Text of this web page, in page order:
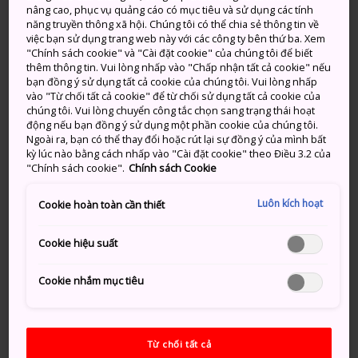
hưởng sâu sắc đến trà đạo, bạn có thể nhận ra những
mối liên kết tôn giáo trong nghi thức tỉ mỉ đến mức
phức tạp mà những người thực hành phải mất nhiều
năm để mài giũa kỹ năng của mình. Có các lớp ở cấp
độ nhập môn tại tất cả các thành phố lớn của Nhật
Bản.
Sống như một nhà sư với trải nghiệm nghỉ trọ tại
nâng cao, phục vụ quảng cáo có mục tiêu và sử dụng các tính
năng truyền thông xã hội. Chúng tôi có thể chia sẻ thông tin về
việc bạn sử dụng trang web này với các công ty bên thứ ba. Xem
"Chính sách cookie" và "Cài đặt cookie" của chúng tôi để biết
thêm thông tin. Vui lòng nhấp vào "Chấp nhận tất cả cookie" nếu
bạn đồng ý sử dụng tất cả cookie của chúng tôi. Vui lòng nhấp
vào "Từ chối tất cả cookie" để từ chối sử dụng tất cả cookie của
chúng tôi. Vui lòng chuyển công tắc chọn sang trạng thái hoạt
động nếu bạn đồng ý sử dụng một phần cookie của chúng tôi.
Ngoài ra, bạn có thể thay đổi hoặc rút lại sự đồng ý của mình bất
kỳ lúc nào bằng cách nhấp vào "Cài đặt cookie" theo Điều 3.2 của
"Chính sách cookie". Chính sách Cookie
Cookie hoàn toàn cần thiết Luôn kích hoạt
Cookie hiệu suất
Cookie nhắm mục tiêu
Từ chối tất cả